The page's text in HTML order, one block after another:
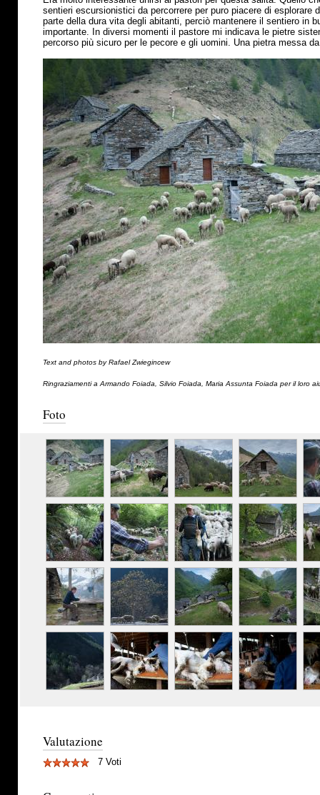
sentieri escursionistici da percorrere per puro piacere di esplorare
parte della dura vita degli abitanti, perciò mantenere il sentiero in
importante. In diversi momenti il pastore mi indicava le pietre
percorso più sicuro per le pecore e gli uomini. Una pietra messa
Text and photos by Rafael Zwiegincew
Ringraziamenti a Armando Foiada, Silvio Foiada, Maria Assunta Foiada per il loro
Foto
Valutazione
7 Voti